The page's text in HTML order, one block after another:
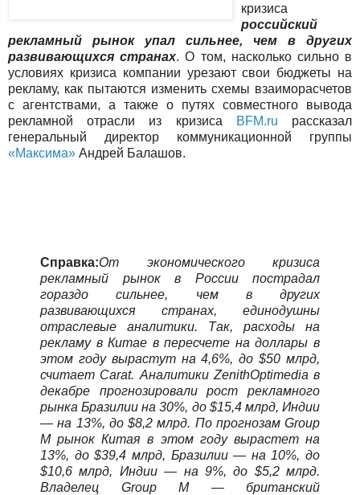
кризиса
российский
рекламный рынок упал сильнее, чем в других
развивающихся странах. О том, насколько сильно в
условиях кризиса компании урезают свои бюджеты на
рекламу, как пытаются изменить схемы взаиморасчетов
с агентствами, а также о путях совместного вывода
рекламной отрасли из кризиса
BFM.ru рассказал
генеральный директор коммуникационной группы
«Максима» Андрей Балашов.
Справка:От экономического кризиса
рекламный рынок в России пострадал
гораздо сильнее, чем в других
развивающихся странах, единодушны
отраслевые аналитики. Так, расходы на
рекламу в Китае в пересчете на доллары в
этом году вырастут на 4,6%, до $50 млрд,
считает Carat. Аналитики ZenithOptimedia в
декабре прогнозировали рост рекламного
рынка Бразилии на 30%, до $15,4 млрд, Индии
— на 13%, до $8,2 млрд. По прогнозам Group
M рынок Китая в этом году вырастет на
13%, до $39,4 млрд, Бразилии — на 10%, до
$10,6 млрд, Индии — на 9%, до $5,2 млрд.
Владелец Group M — британский